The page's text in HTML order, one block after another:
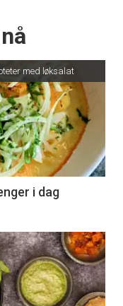
med løksalat
i dag